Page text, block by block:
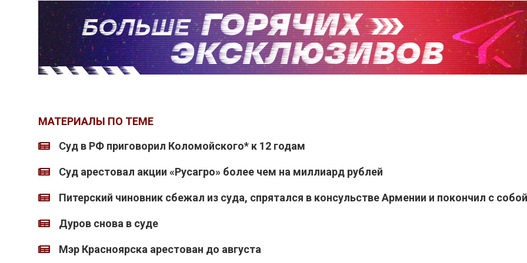
МАТЕРИАЛЫ ПО ТЕМЕ
Суд в РФ приговорил Коломойского* к 12 годам
Суд арестовал акции «Русагро» более чем на миллиард рублей
Питерский чиновник сбежал из суда, спрятался в консульстве Армении и покончил с собой
Дуров снова в суде
Мэр Красноярска арестован до августа